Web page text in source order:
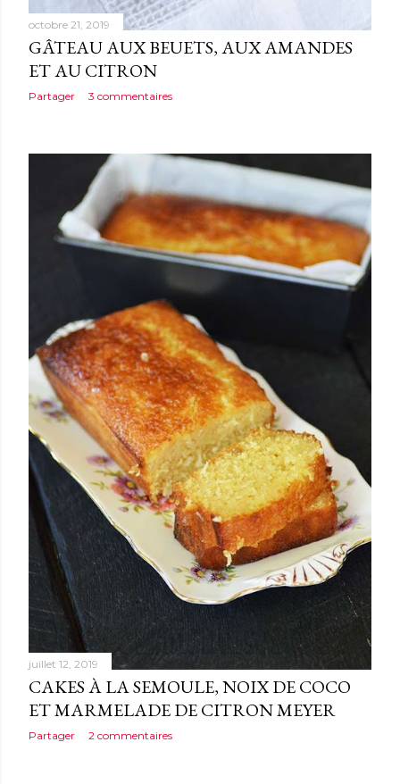
octobre 21, 2019
GÂTEAU AUX BEUETS, AUX AMANDES
ET AU CITRON
Partager 3 commentaires
juillet 12, 2019
CAKES À LA SEMOULE, NOIX DE COCO
ET MARMELADE DE CITRON MEYER
Partager 2 commentaires